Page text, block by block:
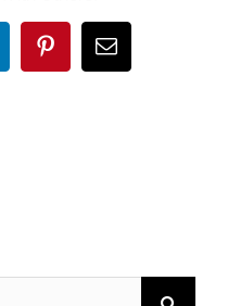
PinterestEmail